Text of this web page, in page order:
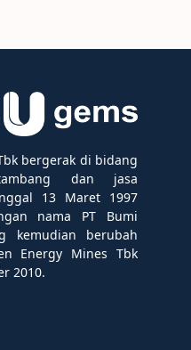
bergerak di bidang
dan jasa
13 Maret 1997
nama PT Bumi
kemudian berubah
Energy Mines Tbk
2010.